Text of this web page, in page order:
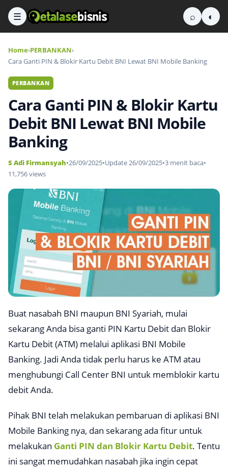
☰ ⌕ ◐
Home›PERBANKAN›
Cara Ganti PIN & Blokir Kartu Debit BNI Lewat BNI Mobile Banking
PERBANKAN
Cara Ganti PIN & Blokir Kartu
Debit BNI Lewat BNI Mobile
Banking
S Adi Firmansyah•26/09/2025•Update 26/09/2025•3 menit baca•
11,756 views
Buat nasabah BNI maupun BNI Syariah, mulai
sekarang Anda bisa ganti PIN Kartu Debit dan Blokir
Kartu Debit (ATM) melalui aplikasi BNI Mobile
Banking. Jadi Anda tidak perlu harus ke ATM atau
menghubungi Call Center BNI untuk memblokir kartu
debit Anda.
Pihak BNI telah melakukan pembaruan di aplikasi BNI
Mobile Banking nya, dan sekarang ada fitur untuk
melakukan Ganti PIN dan Blokir Kartu Debit. Tentu
ini sangat memudahkan nasabah jika ingin cepat